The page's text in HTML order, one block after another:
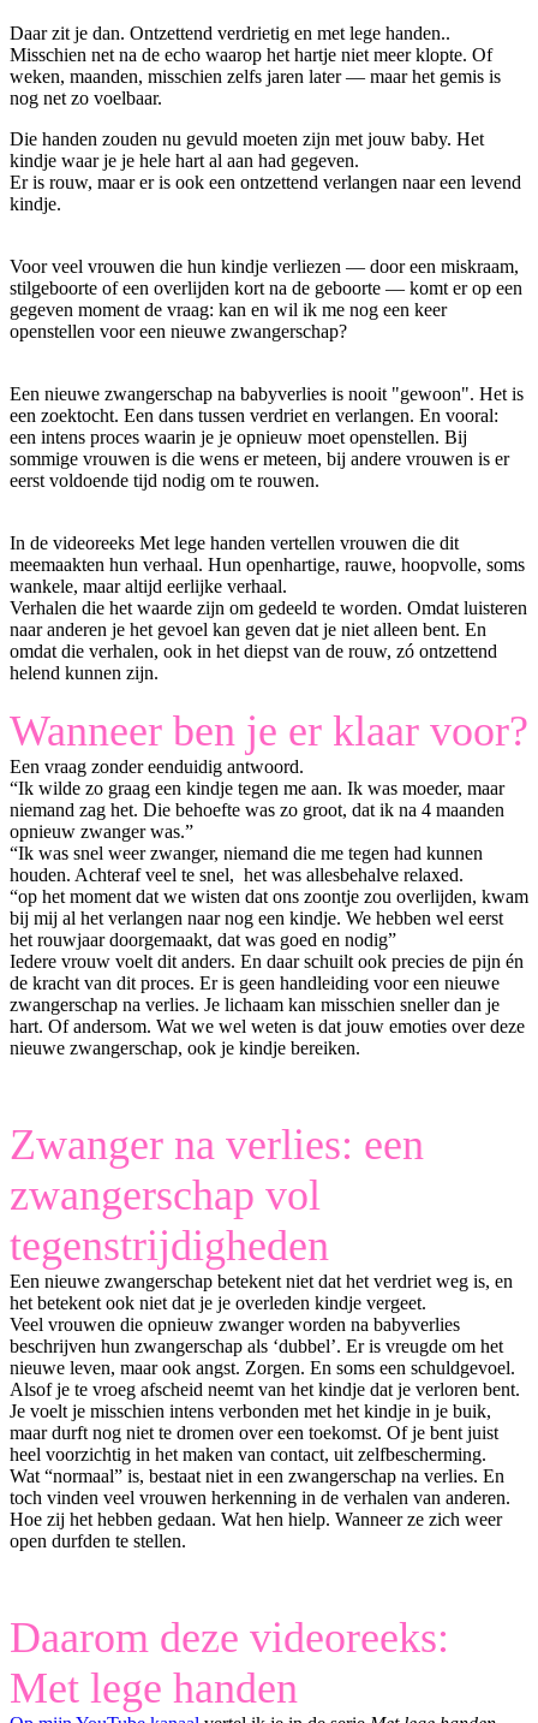
Daar zit je dan. Ontzettend verdrietig en met lege handen..
Misschien net na de echo waarop het hartje niet meer klopte. Of
weken, maanden, misschien zelfs jaren later — maar het gemis is
nog net zo voelbaar.
Die handen zouden nu gevuld moeten zijn met jouw baby. Het
kindje waar je je hele hart al aan had gegeven.
Er is rouw, maar er is ook een ontzettend verlangen naar een levend
kindje.
Voor veel vrouwen die hun kindje verliezen — door een miskraam,
stilgeboorte of een overlijden kort na de geboorte — komt er op een
gegeven moment de vraag: kan en wil ik me nog een keer
openstellen voor een nieuwe zwangerschap?
Een nieuwe zwangerschap na babyverlies is nooit "gewoon". Het is
een zoektocht. Een dans tussen verdriet en verlangen. En vooral:
een intens proces waarin je je opnieuw moet openstellen. Bij
sommige vrouwen is die wens er meteen, bij andere vrouwen is er
eerst voldoende tijd nodig om te rouwen.
In de videoreeks Met lege handen vertellen vrouwen die dit
meemaakten hun verhaal. Hun openhartige, rauwe, hoopvolle, soms
wankele, maar altijd eerlijke verhaal.
Verhalen die het waarde zijn om gedeeld te worden. Omdat luisteren
naar anderen je het gevoel kan geven dat je niet alleen bent. En
omdat die verhalen, ook in het diepst van de rouw, zó ontzettend
helend kunnen zijn.
Wanneer ben je er klaar voor?
Een vraag zonder eenduidig antwoord.
“Ik wilde zo graag een kindje tegen me aan. Ik was moeder, maar
niemand zag het. Die behoefte was zo groot, dat ik na 4 maanden
opnieuw zwanger was.”
“Ik was snel weer zwanger, niemand die me tegen had kunnen
houden. Achteraf veel te snel, het was allesbehalve relaxed.
“op het moment dat we wisten dat ons zoontje zou overlijden, kwam
bij mij al het verlangen naar nog een kindje. We hebben wel eerst
het rouwjaar doorgemaakt, dat was goed en nodig”
Iedere vrouw voelt dit anders. En daar schuilt ook precies de pijn én
de kracht van dit proces. Er is geen handleiding voor een nieuwe
zwangerschap na verlies. Je lichaam kan misschien sneller dan je
hart. Of andersom. Wat we wel weten is dat jouw emoties over deze
nieuwe zwangerschap, ook je kindje bereiken.
Zwanger na verlies: een
zwangerschap vol
tegenstrijdigheden
Een nieuwe zwangerschap betekent niet dat het verdriet weg is, en
het betekent ook niet dat je je overleden kindje vergeet.
Veel vrouwen die opnieuw zwanger worden na babyverlies
beschrijven hun zwangerschap als ‘dubbel’. Er is vreugde om het
nieuwe leven, maar ook angst. Zorgen. En soms een schuldgevoel.
Alsof je te vroeg afscheid neemt van het kindje dat je verloren bent.
Je voelt je misschien intens verbonden met het kindje in je buik,
maar durft nog niet te dromen over een toekomst. Of je bent juist
heel voorzichtig in het maken van contact, uit zelfbescherming.
Wat “normaal” is, bestaat niet in een zwangerschap na verlies. En
toch vinden veel vrouwen herkenning in de verhalen van anderen.
Hoe zij het hebben gedaan. Wat hen hielp. Wanneer ze zich weer
open durfden te stellen.
Daarom deze videoreeks:
Met lege handen